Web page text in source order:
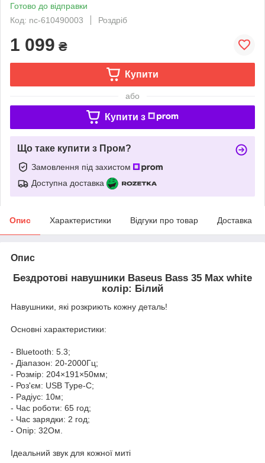
Готово до відправки
Код: nc-610490003
Роздріб
1 099 ₴
Купити
або
Купити з
Що таке купити з Пром?
Замовлення під захистом
Доступна доставка
Опис Характеристики Відгуки про товар Доставка
Опис
Бездротові навушники Baseus Bass 35 Max white
колір: Білий
Навушники, які розкриють кожну деталь!
Основні характеристики:
- Bluetooth: 5.3;
- Діапазон: 20-2000Гц;
- Розмір: 204×191×50мм;
- Роз'єм: USB Type-C;
- Радіус: 10м;
- Час роботи: 65 год;
- Час зарядки: 2 год;
- Опір: 32Ом.
Ідеальний звук для кожної миті